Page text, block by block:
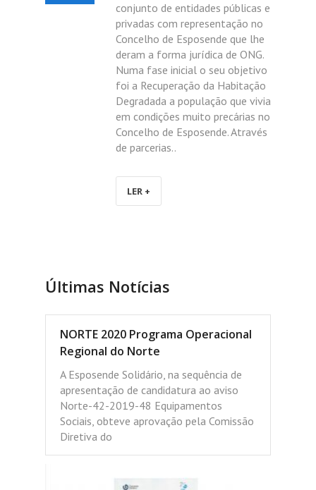
conjunto de entidades públicas e
privadas com representação no
Concelho de Esposende que lhe
deram a forma jurídica de ONG.
Numa fase inicial o seu objetivo
foi a Recuperação da Habitação
Degradada a população que vivia
em condições muito precárias no
Concelho de Esposende. Através
de parcerias..
LER +
Últimas Notícias
NORTE 2020 Programa Operacional
Regional do Norte
A Esposende Solidário, na sequência de
apresentação de candidatura ao aviso
Norte-42-2019-48 Equipamentos
Sociais, obteve aprovação pela Comissão
Diretiva do